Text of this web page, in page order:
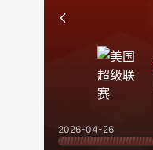
2026-04-26